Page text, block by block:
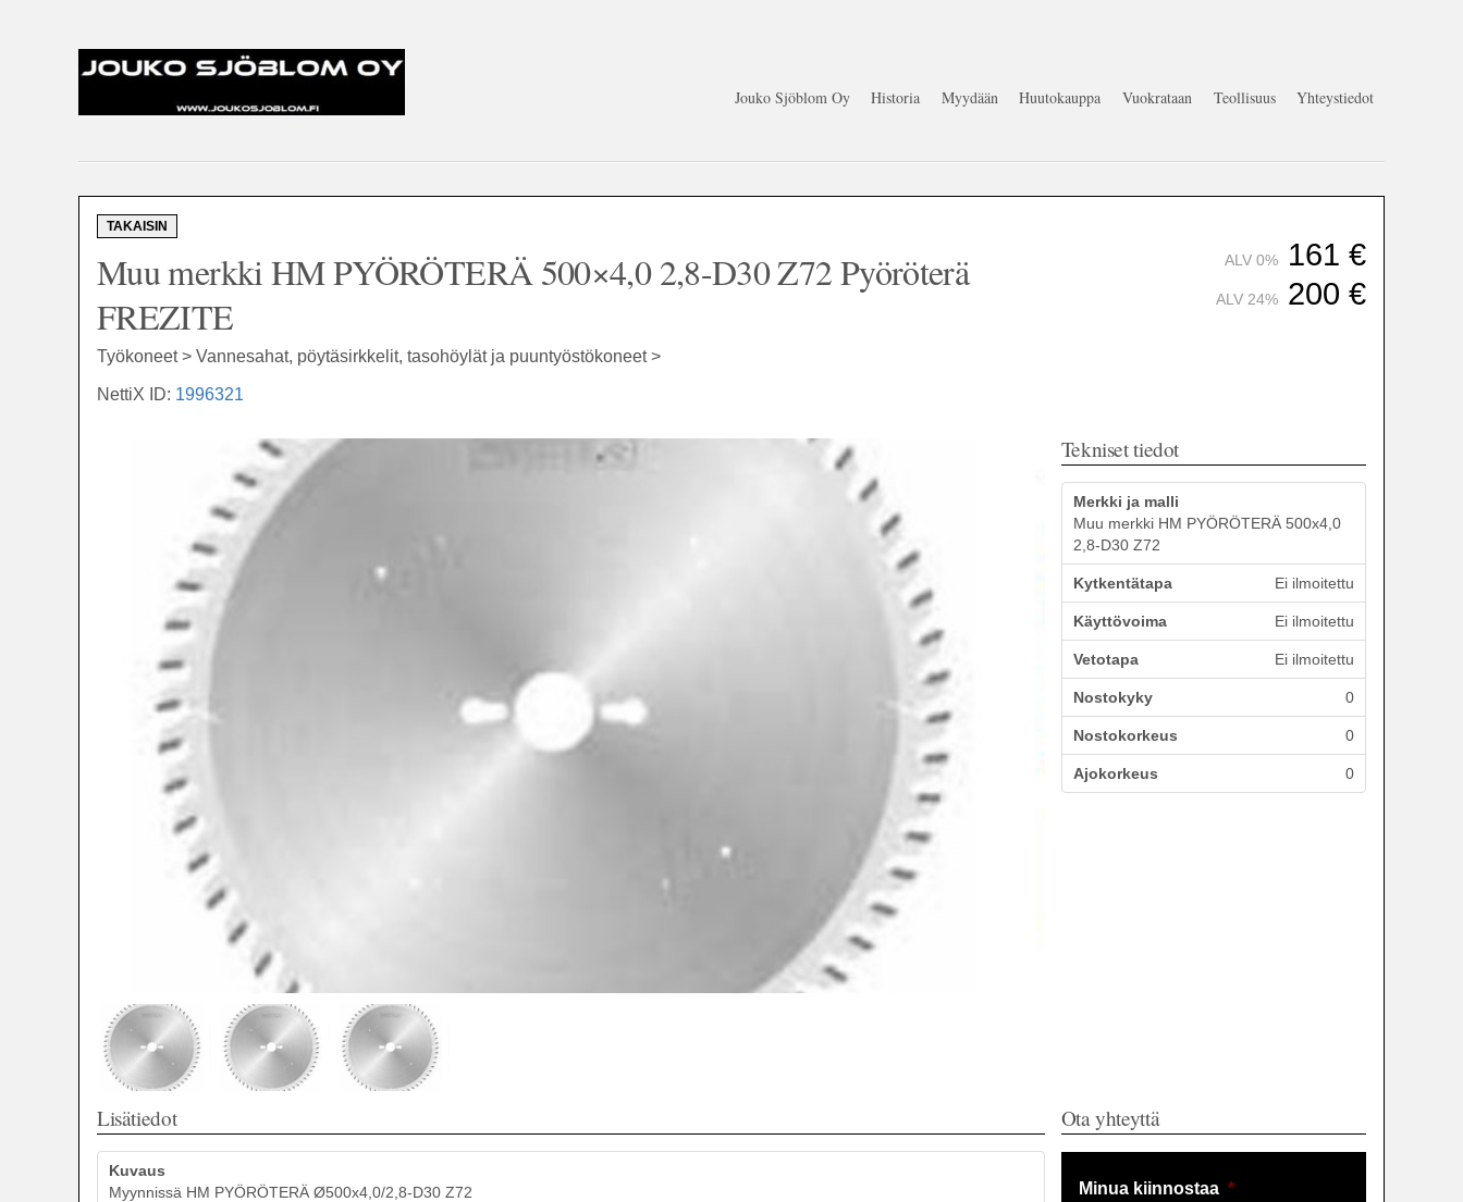
Jouko Sjöblom Oy Historia Myydään Huutokauppa Vuokrataan Teollisuus Yhteystiedot
TAKAISIN
Muu merkki HM PYÖRÖTERÄ 500×4,0 2,8-D30 Z72 Pyöröterä
FREZITE
Työkoneet > Vannesahat, pöytäsirkkelit, tasohöylät ja puuntyöstökoneet >
NettiX ID: 1996321
ALV 0% 161 €
ALV 24% 200 €
Tekniset tiedot
Merkki ja malli
Muu merkki HM PYÖRÖTERÄ 500x4,0
2,8-D30 Z72
Kytkentätapa Ei ilmoitettu
Käyttövoima Ei ilmoitettu
Vetotapa Ei ilmoitettu
Nostokyky 0
Nostokorkeus 0
Ajokorkeus 0
Lisätiedot
Kuvaus
Myynnissä HM PYÖRÖTERÄ Ø500x4,0/2,8-D30 Z72
Ota yhteyttä
Minua kiinnostaa *